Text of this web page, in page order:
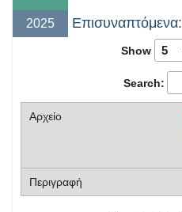
2025 Επισυναπτόμενα:
Show
Search: